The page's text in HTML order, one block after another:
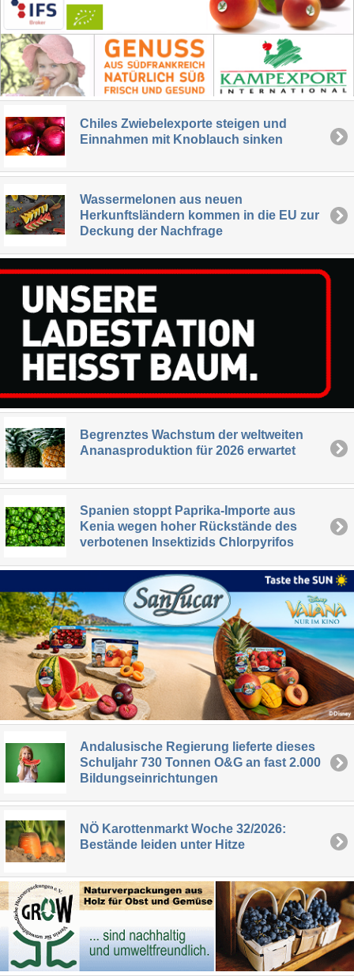
Chiles Zwiebelexporte steigen und
Einnahmen mit Knoblauch sinken
Wassermelonen aus neuen
Herkunftsländern kommen in die EU zur
Deckung der Nachfrage
Begrenztes Wachstum der weltweiten
Ananasproduktion für 2026 erwartet
Spanien stoppt Paprika-Importe aus
Kenia wegen hoher Rückstände des
verbotenen Insektizids Chlorpyrifos
Andalusische Regierung lieferte dieses
Schuljahr 730 Tonnen O&G an fast 2.000
Bildungseinrichtungen
NÖ Karottenmarkt Woche 32/2026:
Bestände leiden unter Hitze